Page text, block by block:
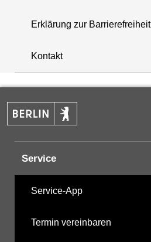
+
−
Erklärung zur Barrierefreiheit
Kontakt
Service
Service-App
Termin vereinbaren